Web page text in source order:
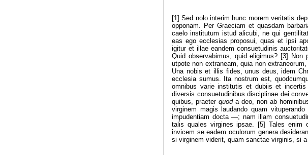
[1] Sed nolo interim hunc morem veritatis
opponam. Per Graeciam et quasdam
caelo institutum istud alicubi, ne qui
eas ego ecclesias proposui, quas et ipsi
igitur et illae eandem consuetudinis
Quid observabimus, quid eligimus? [3] Non
utpote non extraneam, quia non
Una nobis et illis fides, unus deus, idem
ecclesia sumus. Ita nostrum est,
omnibus varie institutis et dubiis et
diversis consuetudinibus disciplinae dei
quibus, praeterquoda deo, non ab
virginem magis laudando quam
impudentiam docta —; nam illam
talis quales virgines ipsae. [5] Tales enim
invicem se eadem oculorum genera
si virginem viderit, quam sanctae virginis, si